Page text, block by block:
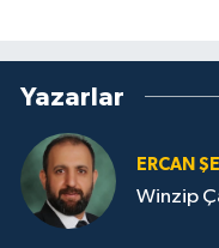
Yazarlar
ERCAN
Winzip